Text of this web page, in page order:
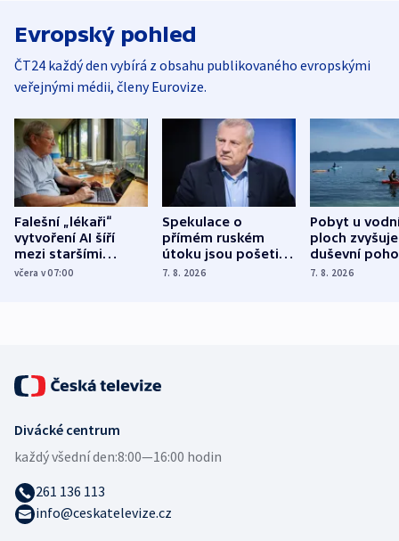
Evropský pohled
ČT24 každý den vybírá z obsahu publikovaného evropskými
veřejnými médii, členy Eurovize.
Falešní „lékaři“
vytvoření AI šíří
mezi staršími
Poláky nebezpečné
včera v 07:00
Spekulace o
přímém ruském
útoku jsou pošetilé,
míní estonský
7. 8. 2026
Pobyt u
ploch zvyšuje
duševní
ukázala
7. 8. 2026
Divácké centrum
každý všední den:8:00—16:00 hodin
261 136 113
info@ceskatelevize.cz